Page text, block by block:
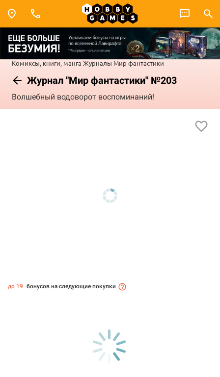
Комиксы, книги, манга Журналы Мир фантастики
Журнал "Мир фантастики" №203
Волшебный водоворот воспоминаний!
до 19 бонусов на следующие покупки